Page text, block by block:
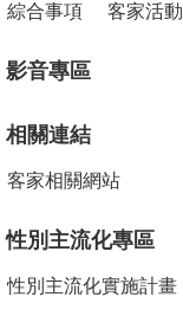
綜合事項 客家活動
影音專區
相關連結
客家相關網站
性別主流化專區
性別主流化實施計畫